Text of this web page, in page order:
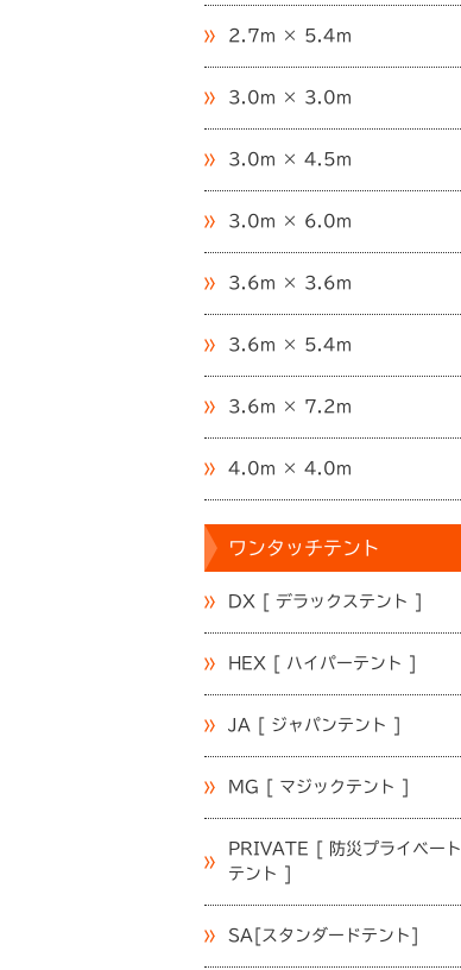
2.7m × 5.4m
3.0m × 3.0m
3.0m × 4.5m
3.0m × 6.0m
3.6m × 3.6m
3.6m × 5.4m
3.6m × 7.2m
4.0m × 4.0m
ワンタッチテント
DX [ デラックステント ]
HEX [ ハイパーテント ]
JA [ ジャパンテント ]
MG [ マジックテント ]
PRIVATE [ 防災プライベート
テント ]
SA[スタンダードテント]